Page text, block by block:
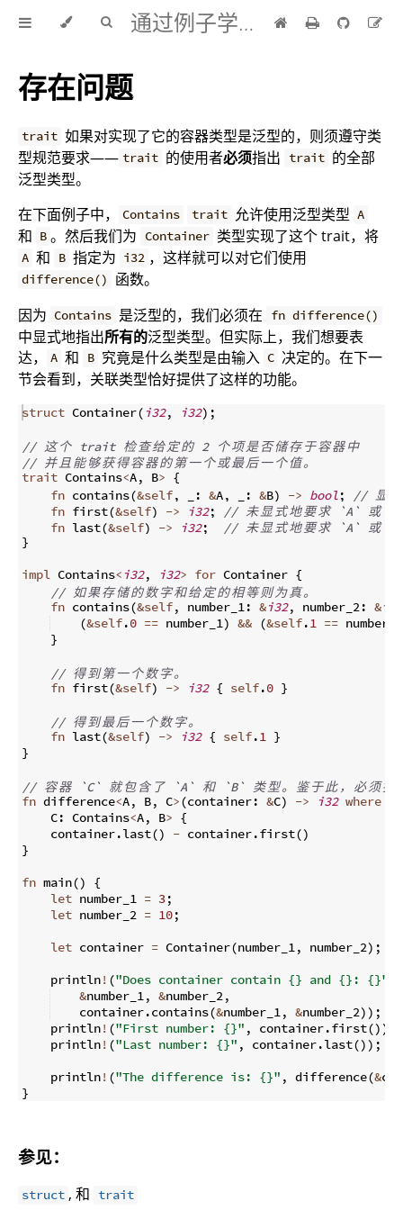
通过例子学 Rust 中文版
存在问题
trait 如果对实现了它的容器类型是泛型的，则须遵守类
型规范要求—— trait 的使用者必须指出 trait 的全部
泛型类型。
在下面例子中，
Contains trait 允许使用泛型类型 A
和 B 。然后我们为 Container 类型实现了这个 trait，将
A 和 B 指定为 i32 ，这样就可以对它们使用
difference()
函数。
因为 Contains 是泛型的，我们必须在 fn difference()
中显式地指出所有的泛型类型。但实际上，我们想要表
达，
A 和 B 究竟是什么类型是由输入 C 决定的。在下一
节会看到，关联类型恰好提供了这样的功能。
struct Container(i32, i32) ;
// 这 个 trait 检查给定的 2 个项是 否 储存 于容器 中
// 并且能 够获得容器的 第 一 个或最后 一 个 值。
trait Contains<A, B> {
fn contains(&self, : &A, : &B) -> bool; // 显
fn first(&self) -> i32; // 未显式地要求 `A` 或
fn last(&self) -> i32; // 未显式地要求 `A` 或
}
impl Contains<i32, i32> for Container {
// 如果存 储的 数 字和给定的相 等则为真。
fn contains(&self, number_1: &i32, number_2: &i32
(&self.0 == number_1) && (&self.1 == number_2
}
// 得到 第 一 个 数 字。
fn first(&self) -> i32 { self.0 }
// 得到最后 一 个 数 字。
fn last(&self) -> i32 { self.1 }
}
// 容器 `C` 就 包 含 了 `A` 和 `B` 类型。 鉴 于此 ， 必须指
fn difference<A, B, C>(container: &C) -> i32 where
    C
: Contains<A, B> {
    container
.last() - container.first()
}
fn main()
{
let number_1 = 3;
let number_2 = 10;
let container = Container(number_1, number_2) ;
    println
! ("Does container contain {} and {}: {}"
&number_1, &number_2,
    container
.contains(&number_1, &number_2)) ;
    println
! ("First number: {}" , container.first())
    println
! ("Last number: {}" , container.last()) ;
    println
! ("The difference is: {}" , difference(&
}
参见：
struct , 和 trait